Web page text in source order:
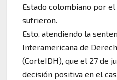
Estado colombiano por
sufrieron.
Esto, atendiendo la
Interamericana de
(CorteIDH), que el 27 de
decisión positiva en el